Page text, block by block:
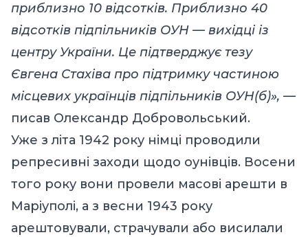
приблизно 10 відсотків. Приблизно 40
відсотків підпільників ОУН — вихідці із
центру України. Це підтверджує тезу
Євгена Стахіва про підтримку частиною
місцевих українців підпільників ОУН(б)», —
писав Олександр Добровольський.
Уже з літа 1942 року німці проводили
репресивні заходи щодо оунівців. Восени
того року вони провели масові арешти в
Маріуполі, а з весни 1943 року
арештовували, страчували або висилали